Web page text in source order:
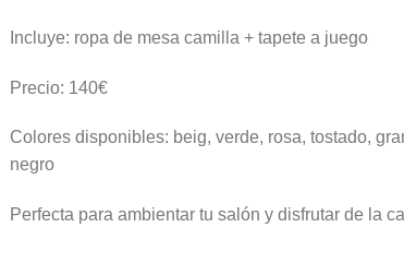
Incluye: ropa de mesa camilla + tapete a juego
Precio: 140€
Colores disponibles: beig, verde, rosa, tostado,
negro
Perfecta para ambientar tu salón y disfrutar de la